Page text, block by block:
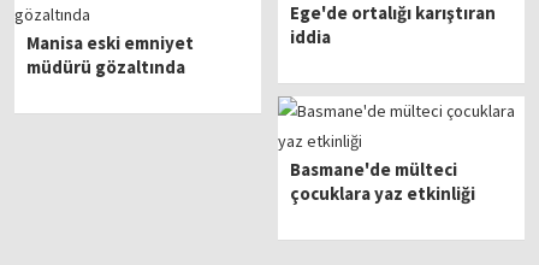
Manisa eski emniyet
müdürü gözaltında
Ege'de ortalığı karıştıran
iddia
Basmane'de mülteci
çocuklara yaz etkinliği